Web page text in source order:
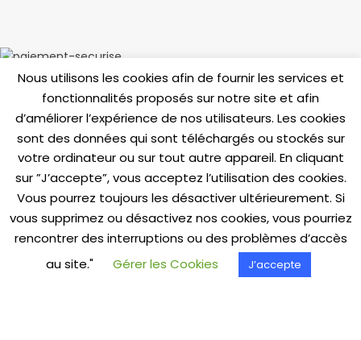
INFORMATIONS
Livraisons & Retours
Paiement Sécurisé
Mentions Légales
Politique de confidentialité
Nous utilisons les cookies afin de fournir les services et
fonctionnalités proposés sur notre site et afin
d’améliorer l’expérience de nos utilisateurs. Les cookies
sont des données qui sont téléchargés ou stockés sur
votre ordinateur ou sur tout autre appareil. En cliquant
sur ”J’accepte”, vous acceptez l’utilisation des cookies.
Vous pourrez toujours les désactiver ultérieurement. Si
vous supprimez ou désactivez nos cookies, vous pourriez
rencontrer des interruptions ou des problèmes d’accès
au site."
Gérer les Cookies J’accepte